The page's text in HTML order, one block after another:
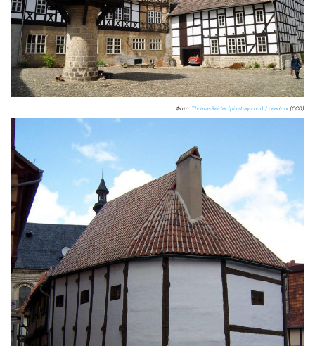
Фото: ThomasSeidel (pixabay.com) / needpix (CC0)